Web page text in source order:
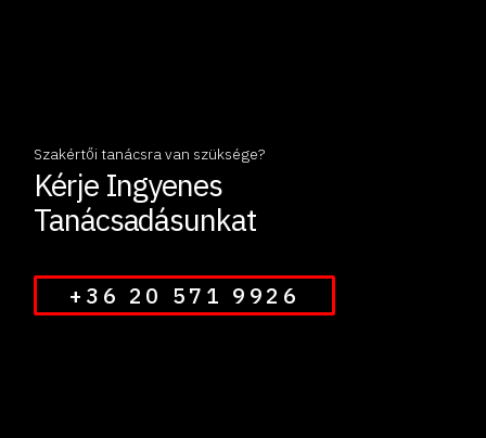
Szakértői tanácsra van szüksége?
Kérje Ingyenes
Tanácsadásunkat
+36 20 571 9926